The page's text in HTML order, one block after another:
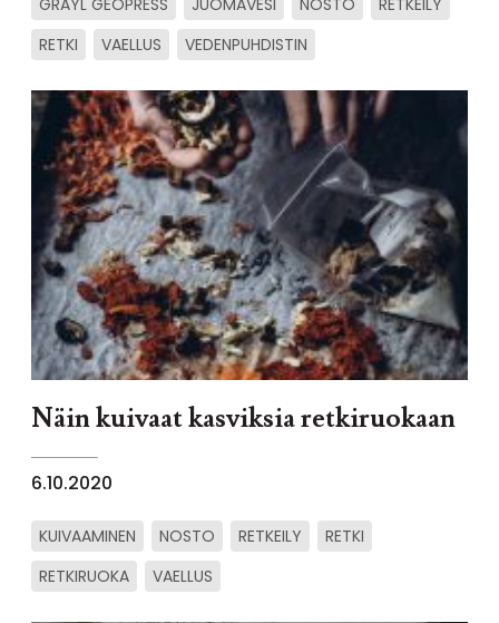
GRAYL GEOPRESS JUOMAVESI NOSTO
RETKEILY
RETKI
VAELLUS VEDENPUHDISTIN
Näin kuivaat kasviksia retkiruokaan
6.10.2020
KUIVAAMINEN NOSTO RETKEILY
RETKI
RETKIRUOKA
VAELLUS